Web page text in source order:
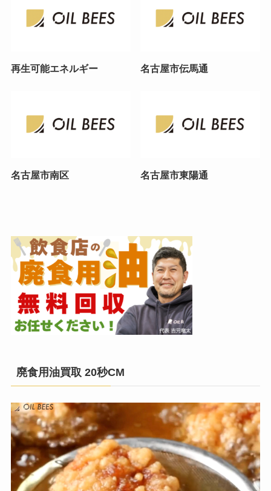
再生可能エネルギー 名古屋市伝馬通
名古屋市南区 名古屋市東陽通
廃食用油買取 20秒CM
動
画
プ
レ
ー
ヤ